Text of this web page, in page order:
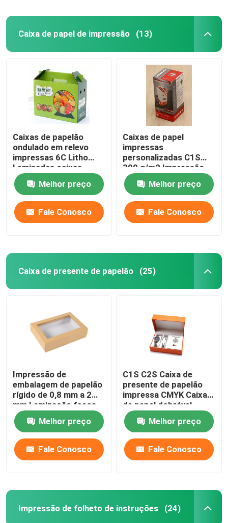
Caixa de papel de impressão (13)
Caixas de papelão
ondulado em relevo
impressas 6C Litho
Laminadas caixas
personalizadas
Melhor preço
Fale Conosco
Caixas de papel
impressas
personalizadas C1S
300 g/m2 Impressão
de caixa de embalagem
de papelMelhor preço
Fale Conosco
Caixa de presente de papelão (25)
Impressão de
embalagem de papelão
rígido de 0,8 mm a 2
mm Laminação fosca
PP
Melhor preço
Fale Conosco
C1S C2S Caixa de
presente de papelão
impressa CMYK Caixa
de papel dobrável
impressa
Melhor preço
Fale Conosco
Impressão de folheto de instruções (24)